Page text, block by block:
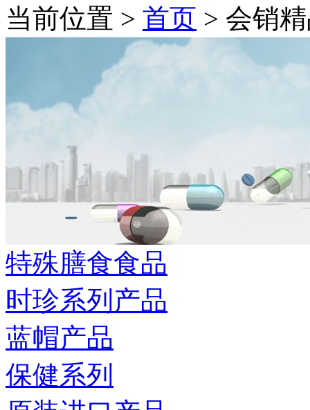
当前位置 > 首页 > 会销
特殊膳食食品
时珍系列产品
蓝帽产品
保健系列